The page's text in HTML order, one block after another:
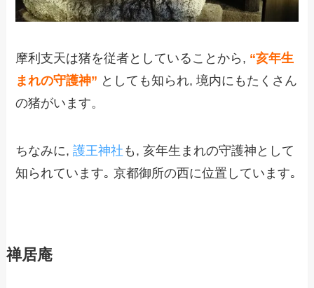
摩利支天は猪を従者としていることから, “亥年生
まれの守護神” としても知られ, 境内にもたくさん
の猪がいます。
ちなみに,護王神社 も, 亥年生まれの守護神として
知られています｡京都御所の西に位置しています｡
禅居庵